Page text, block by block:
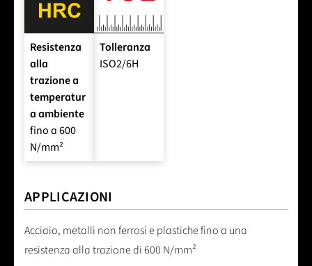
Resistenza
alla
trazione a
temperatur
a ambiente
fino a 600
N/mm²
Tolleranza
ISO2/6H
APPLICAZIONI
Acciaio, metalli non ferrosi e plastiche fino a una
resistenza alla trazione di 600 N/mm²